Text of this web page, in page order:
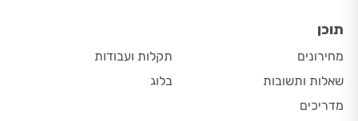
תוכן
מחירונים
שאלות ותשובות
מדריכים
תקלות ועבודות
בלוג